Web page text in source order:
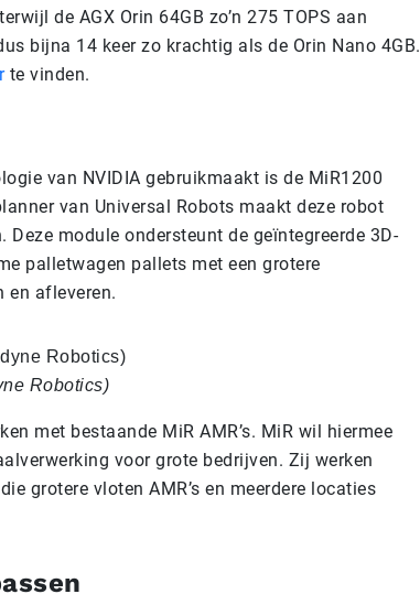
de AGX Orin 64GB zo’n 275 TOPS aan
bijna 14 keer zo krachtig als de Orin Nano 4GB.
te vinden.
van NVIDIA gebruikmaakt is de MiR1200
van Universal Robots maakt deze robot
Deze module ondersteunt de geïntegreerde 3D-
palletwagen pallets met een grotere
en afleveren.
Robotics)
met bestaande MiR AMR’s. MiR wil hiermee
voor grote bedrijven. Zij werken
grotere vloten AMR’s en meerdere locaties